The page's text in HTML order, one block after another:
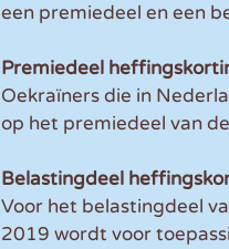
een premiedeel en een
Premiedeel
Oekraïners die in
op het premiedeel van
Belastingdeel
Voor het belastingdeel
2019 wordt voor